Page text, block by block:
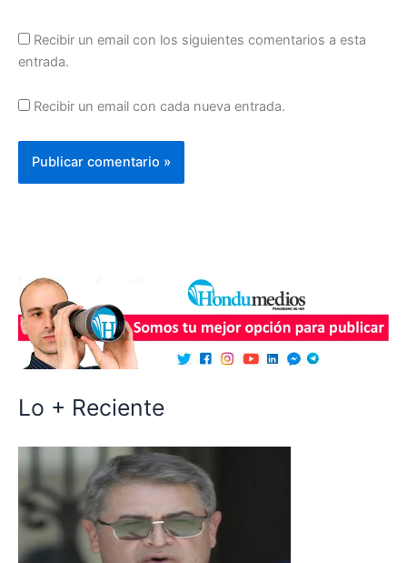
Recibir un email con los siguientes comentarios a esta
entrada.
Recibir un email con cada nueva entrada.
Lo + Reciente